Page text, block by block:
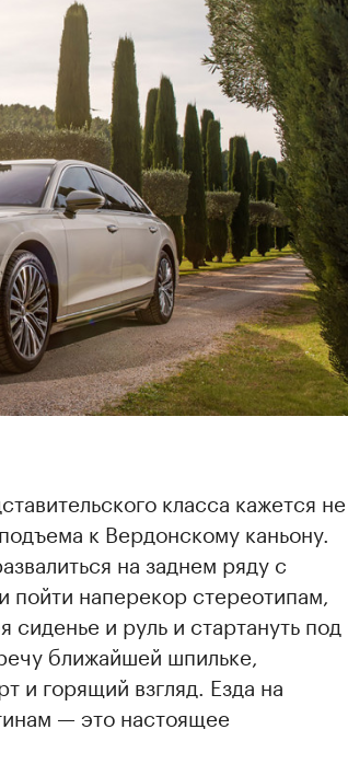
класса кажется не
к Вердонскому каньону.
на заднем ряду с
пойти наперекор стереотипам,
сиденье и руль и стартануть под
ближайшей шпильке,
и горящий взгляд. Езда на
— это настоящее